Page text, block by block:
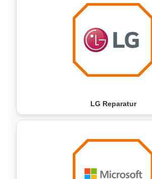
LG Reparatur